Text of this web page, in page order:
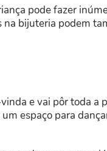
pode fazer
bijuteria podem
e vai pôr toda a
espaço para